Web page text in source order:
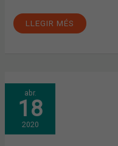
FUNCIONAMIENTO
DEL
LLEGIR MÉS
abr.
18
2020
LA
XARXA
DE
3.227
FARMÀCIES
CATALANES
COMENÇARÀ